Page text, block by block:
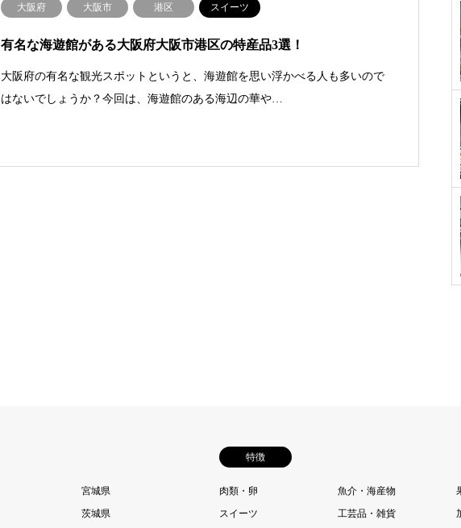
大阪府 大阪市 港区 スイーツ
有名な海遊館がある大阪府大阪市港区の特産品3選！
大阪府の有名な観光スポットというと、海遊館を思い浮かべる人も多いので
はないでしょうか？今回は、海遊館のある海辺の華や…
宮城県
茨城県
特徴
肉類・卵 魚介・海産物
スイーツ
工芸品・雑貨